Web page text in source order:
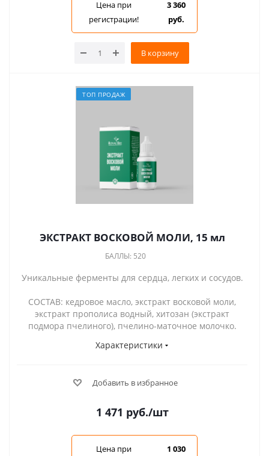
Цена при
регистрации!
3 360
руб.
В корзину
ТОП ПРОДАЖ
ЭКСТРАКТ ВОСКОВОЙ МОЛИ, 15 мл
БАЛЛЫ: 520
Уникальные ферменты для сердца, легких и сосудов.
СОСТАВ: кедровое масло, экстракт восковой моли,
экстракт прополиса водный, хитозан (экстракт
подмора пчелиного), пчелино-маточное молочко.
Характеристики
Добавить в избранное
1 471 руб./шт
Цена при 1 030